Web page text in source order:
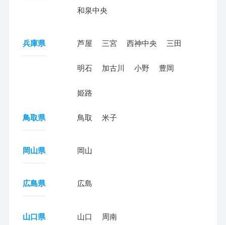
和泉中央
兵庫県 芦屋 三宮 西神中央 三田
明石 加古川 小野 豊岡
姫路
鳥取県 鳥取 米子
岡山県 岡山
広島県 広島
山口県 山口 周南